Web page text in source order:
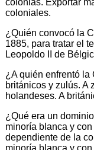
coloniales.
¿Quién convocó la
1885, para tratar el
Leopoldo II de
¿A quién enfrentó la
británicos y zulús. A
holandeses. A
¿Qué era un
minoría blanca y
dependiente de la
minoría blanca y